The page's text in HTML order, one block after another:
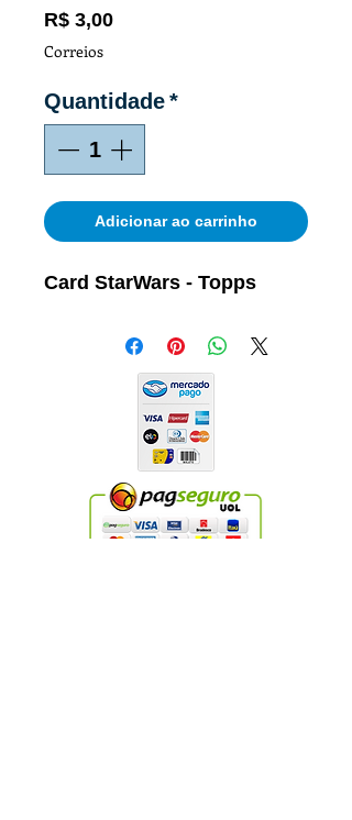
R$ 3,00Preço
Correios
Quantidade*
Adicionar ao carrinho
Card StarWars - Topps